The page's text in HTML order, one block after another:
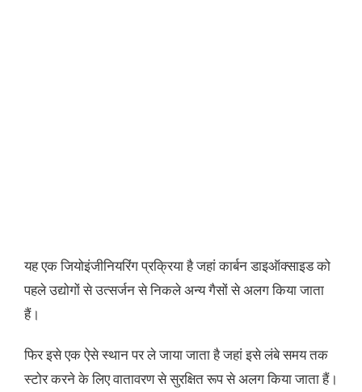
यह एक जियोइंजीनियरिंग प्रक्रिया है जहां कार्बन डाइऑक्साइड को
पहले उद्योगों से उत्सर्जन से निकले अन्य गैसों से अलग किया जाता
हैं।
फिर इसे एक ऐसे स्थान पर ले जाया जाता है जहां इसे लंबे समय तक
स्टोर करने के लिए वातावरण से सुरक्षित रूप से अलग किया जाता हैं।